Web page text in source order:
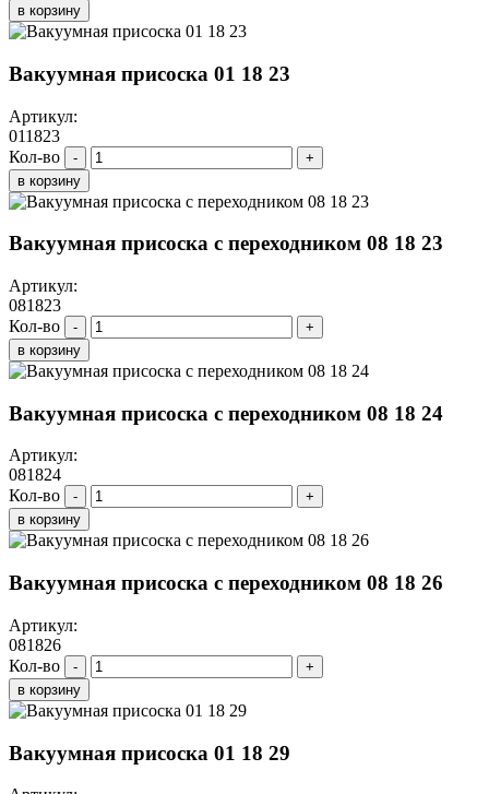
в корзину
Вакуумная присоска 01 18 23
Артикул:
011823
Кол-во
-
+
в корзину
Вакуумная присоска с переходником 08 18 23
Артикул:
081823
Кол-во
-
+
в корзину
Вакуумная присоска с переходником 08 18 24
Артикул:
081824
Кол-во
-
+
в корзину
Вакуумная присоска с переходником 08 18 26
Артикул:
081826
Кол-во
-
+
в корзину
Вакуумная присоска 01 18 29